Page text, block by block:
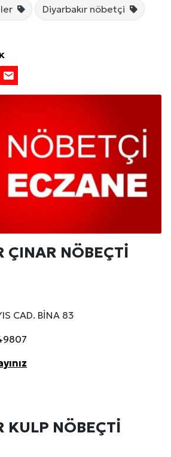
Diyarbakır nöbetçi
ÇINAR NÖBEÇTİ
CAD. BİNA 83
KULP NÖBEÇTİ